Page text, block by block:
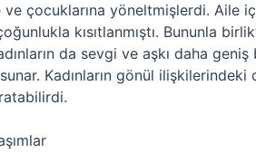
ve çocuklarına yöneltmişlerdi. Aile
kısıtlanmıştı. Bununla
da sevgi ve aşkı daha geniş
Kadınların gönül ilişkilerindeki